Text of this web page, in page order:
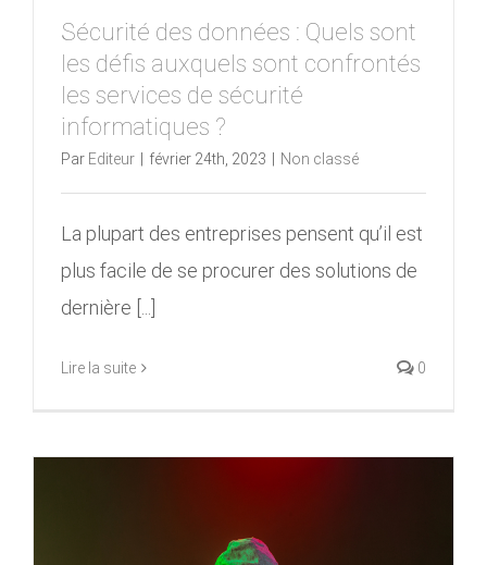
Sécurité des données : Quels sont
les défis auxquels sont confrontés
les services de sécurité
informatiques ?
Par Editeur février 24th, 2023 Non classé
La plupart des entreprises pensent qu’il est
plus facile de se procurer des solutions de
dernière [...]
Lire la suite 0